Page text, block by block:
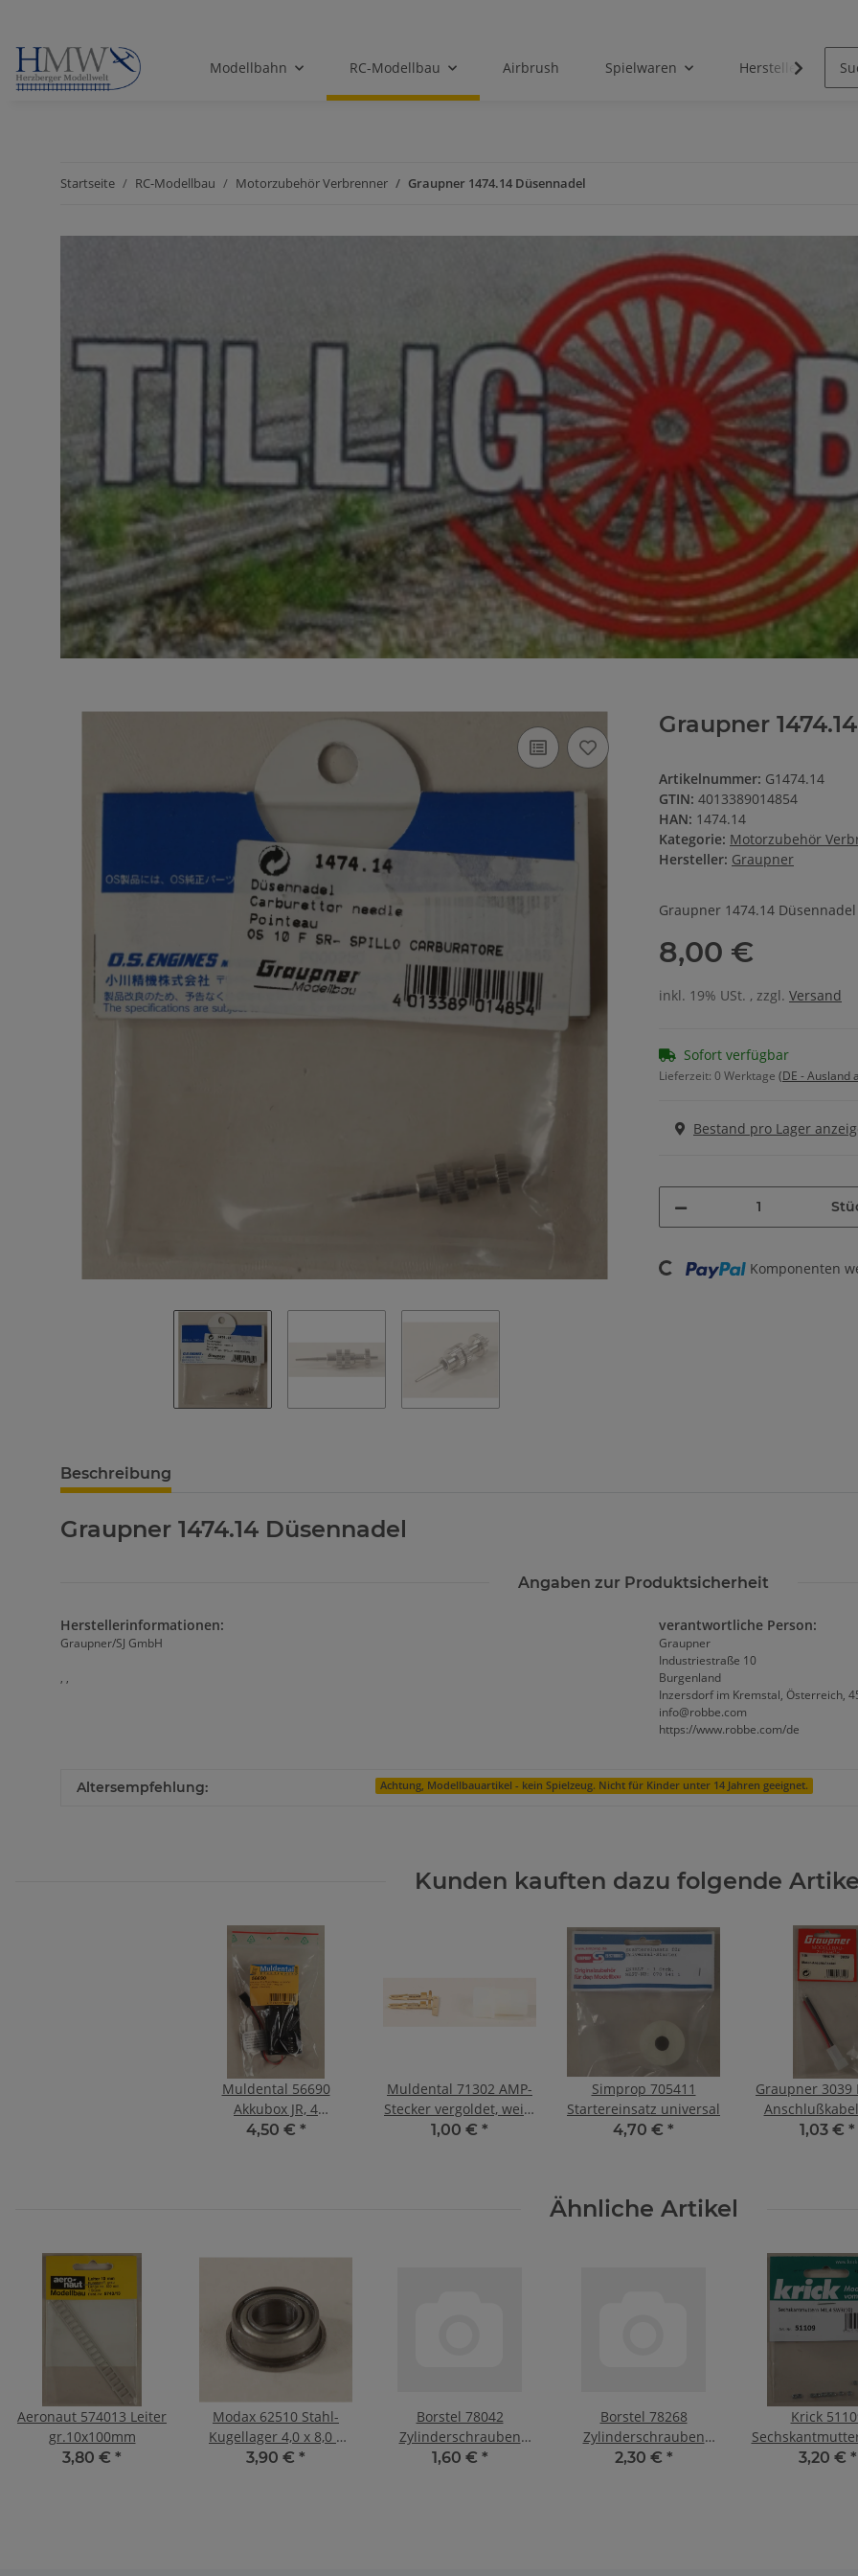
Modellbahn RC-Modellbau Airbrush Spielwaren Hersteller
Startseite RC-Modellbau Motorzubehör Verbrenner Graupner 1474.14 Düsennadel
Graupner
Artikelnummer: G1474.14
GTIN: 4013389014854
HAN: 1474.14
Kategorie: Motorzubehör
Hersteller: Graupner
Graupner 1474.14 Düsennadel
8,00 €
inkl. 19% USt. , zzgl. Versand
Sofort verfügbar
Lieferzeit: 0 Werktage (DE - Ausland
Bestand pro Lager
Loading... Komponenten
Beschreibung
Graupner 1474.14 Düsennadel
Angaben zur Produktsicherheit
Herstellerinformationen:
Graupner/SJ GmbH
, ,
verantwortliche Person:
Graupner
Industriestraße 10
Burgenland
Inzersdorf im Kremstal, Österreich,
info@robbe.com
https://www.robbe.com/de
Altersempfehlung: Achtung, Modellbauartikel - kein Spielzeug. Nicht für Kinder unter 14 Jahren geeignet.
Kunden kauften dazu folgende
Muldental 56690
Akkubox JR, 4
Mignonzellen im
4,50 € *
Muldental 71302 AMP-
Stecker vergoldet, weiß,
1 Stück
1,00 € *
Simprop 705411
Startereinsatz universal
4,70 € *
Graupner 3039
1,03 € *
Ähnliche Artikel
Aeronaut 574013 Leiter
gr.10x100mm
3,80 € *
Modax 62510 Stahl-
Kugellager 4,0 x 8,0 x
3,0 mm für Kyosho mit
3,90 € *
Borstel 78042
Zylinderschrauben
M2,5x20mm v
1,60 € *
Borstel 78268
Zylinderschrauben
M2x10mm A2
2,30 € *
Krick
SW3(10)
3,20 € *